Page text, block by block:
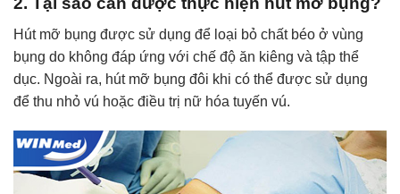
Hút mỡ bụng được sử dụng để loại bỏ chất béo ở vùng
bụng do không đáp ứng với chế độ ăn kiêng và tập thể
dục. Ngoài ra, hút mỡ bụng đôi khi có thể được sử dụng
để thu nhỏ vú hoặc điều trị nữ hóa tuyến vú.